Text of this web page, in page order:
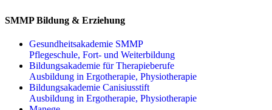
SMMP Bildung & Erziehung
Gesundheitsakademie SMMP
Pflegeschule, Fort- und Weiterbildung
Bildungsakademie für Therapieberufe
Ausbildung in Ergotherapie, Physiotherapie
Bildungsakademie Canisiusstift
Ausbildung in Ergotherapie, Physiotherapie